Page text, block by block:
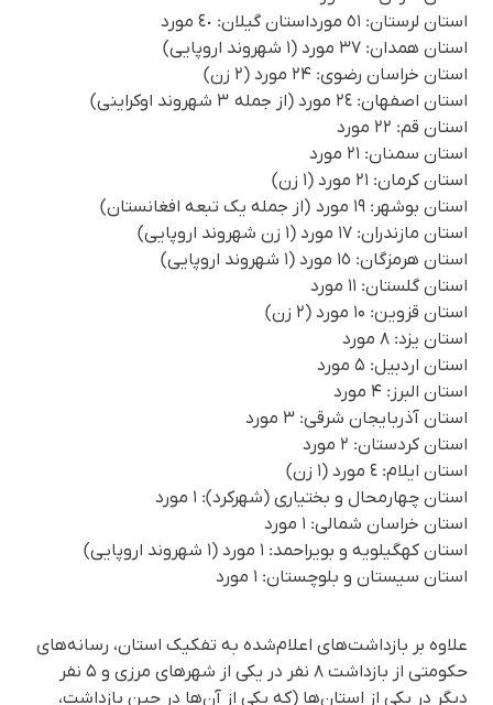
استان لرستان: ٥۱ مورداستان گیلان: ٤٠ مورد
استان همدان: ۳٧ مورد (۱ شهروند اروپایی)
استان خراسان رضوی: ۲۴ مورد (٢ زن)
استان اصفهان: ٢٤ مورد (از جمله ۳ شهروند اوکراینی)
استان قم: ۲۲ مورد
استان سمنان: ۲۱ مورد
استان کرمان: ۲١ مورد (۱ زن)
استان بوشهر: ۱۹ مورد (از جمله یک تبعه افغانستان)
استان مازندران: ۱٧ مورد (۱ زن شهروند اروپایی)
استان هرمزگان: ۱٥ مورد (۱ شهروند اروپایی)
استان گلستان: ۱۱ مورد
استان قزوین: ۱۰ مورد (۲ زن)
استان یزد: ۸ مورد
استان اردبیل: ۵ مورد
استان البرز: ۴ مورد
استان آذربایجان شرقی: ٣ مورد
استان کردستان: ۲ مورد
استان ایلام: ٤ مورد (۱ زن)
استان چهارمحال و بختیاری (شهرکرد): ۱ مورد
استان خراسان شمالی: ۱ مورد
استان کهگیلویه و بویراحمد: ۱ مورد (۱ شهروند اروپایی)
استان سیستان و بلوچستان: ۱ مورد
علاوه بر بازداشت‌های اعلام‌شده به تفکیک استان، رسانه‌های
حکومتی از بازداشت ۸ نفر در یکی از شهرهای مرزی و ۵ نفر
دیگر در یکی از استان‌ها (که یکی از آن‌ها در حین بازداشت،